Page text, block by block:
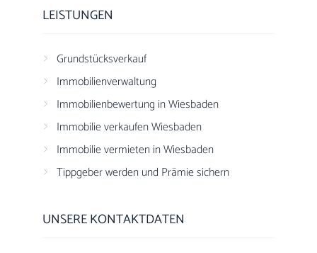
LEISTUNGEN
Grundstücksverkauf
Immobilienverwaltung
Immobilienbewertung in Wiesbaden
Immobilie verkaufen Wiesbaden
Immobilie vermieten in Wiesbaden
Tippgeber werden und Prämie sichern
UNSERE KONTAKTDATEN